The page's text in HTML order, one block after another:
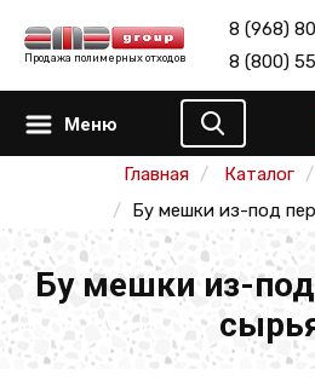
Продажа полимерных отходов
8 (968)
8 (800)
Меню
Главная Каталог
Бу мешки из-под
Бу мешки из-под